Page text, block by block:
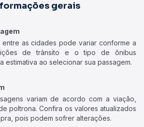
gerais
as cidades pode variar conforme a
de trânsito e o tipo de ônibus
estimativa ao selecionar sua passagem.
variam de acordo com a viação,
poltrona. Confira os valores atualizados
pois podem sofrer alterações.